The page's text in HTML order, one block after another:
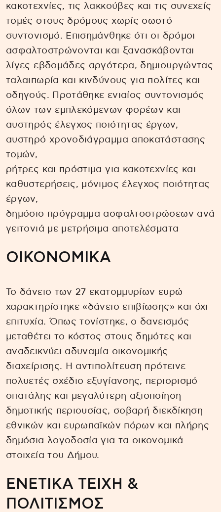
κακοτεχνίες, τις λακκούβες και τις συνεχείς
τομές στους δρόμους χωρίς σωστό
συντονισμό. Επισημάνθηκε ότι οι δρόμοι
ασφαλτοστρώνονται και ξανασκάβονται
λίγες εβδομάδες αργότερα, δημιουργώντας
ταλαιπωρία και κινδύνους για πολίτες και
οδηγούς. Προτάθηκε ενιαίος συντονισμός
όλων των εμπλεκόμενων φορέων και
αυστηρός έλεγχος ποιότητας έργων,
αυστηρό χρονοδιάγραμμα αποκατάστασης
τομών,
ρήτρες και πρόστιμα για κακοτεχνίες και
καθυστερήσεις, μόνιμος έλεγχος ποιότητας
έργων,
δημόσιο πρόγραμμα ασφαλτοστρώσεων ανά
γειτονιά με μετρήσιμα αποτελέσματα
ΟΙΚΟΝΟΜΙΚΑ
Το δάνειο των 27 εκατομμυρίων ευρώ
χαρακτηρίστηκε «δάνειο επιβίωσης» και όχι
επιτυχία. Όπως τονίστηκε, ο δανεισμός
μεταθέτει το κόστος στους δημότες και
αναδεικνύει αδυναμία οικονομικής
διαχείρισης. Η αντιπολίτευση πρότεινε
πολυετές σχέδιο εξυγίανσης, περιορισμό
σπατάλης και μεγαλύτερη αξιοποίηση
δημοτικής περιουσίας, σοβαρή διεκδίκηση
εθνικών και ευρωπαϊκών πόρων και πλήρης
δημόσια λογοδοσία για τα οικονομικά
στοιχεία του Δήμου.
ΕΝΕΤΙΚΑ ΤΕΙΧΗ &
ΠΟΛΙΤΙΣΜΟΣ